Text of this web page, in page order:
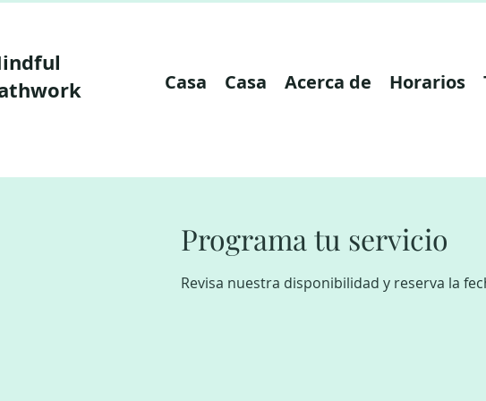
Casa Casa Acerca de Horarios
Programa tu servicio
Revisa nuestra disponibilidad y reserva la